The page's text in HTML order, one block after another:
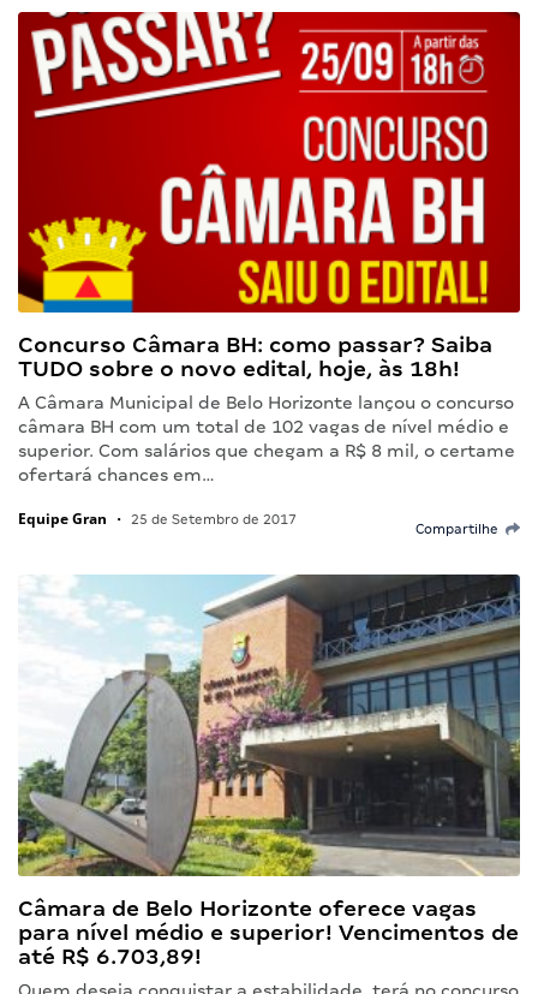
Concurso Câmara BH: como passar? Saiba
TUDO sobre o novo edital, hoje, às 18h!
A Câmara Municipal de Belo Horizonte lançou o concurso
câmara BH com um total de 102 vagas de nível médio e
superior. Com salários que chegam a R$ 8 mil, o certame
ofertará chances em…
Equipe Gran • 25 de Setembro de 2017
Compartilhe
Câmara de Belo Horizonte oferece vagas
para nível médio e superior! Vencimentos de
até R$ 6.703,89!